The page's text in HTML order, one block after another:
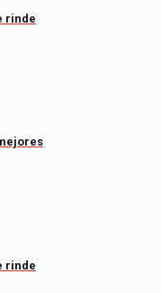
rinde
rinde